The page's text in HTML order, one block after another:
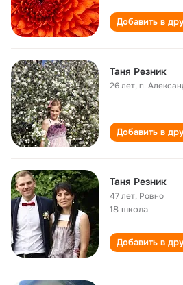
Добавить в
Таня Резник
26 лет,п.
Добавить в
Таня Резник
47 лет, Ровно
18 школа
Добавить в